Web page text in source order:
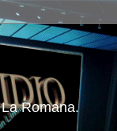
Romana.